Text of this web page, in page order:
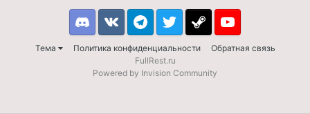
Тема Политика конфиденциальности Обратная связь
DiscordVK TelegramTwitter Steam Youtube
FullRest.ru
Powered by Invision Community